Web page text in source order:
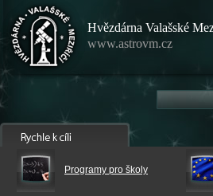
Hvězdárna Valašské
www.astrovm.cz
Programy pro školy